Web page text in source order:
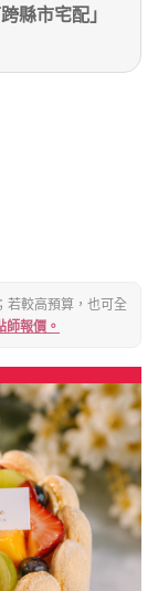
註冊
縣市宅配」
；若較高預算，也可全
師報價。
14 15